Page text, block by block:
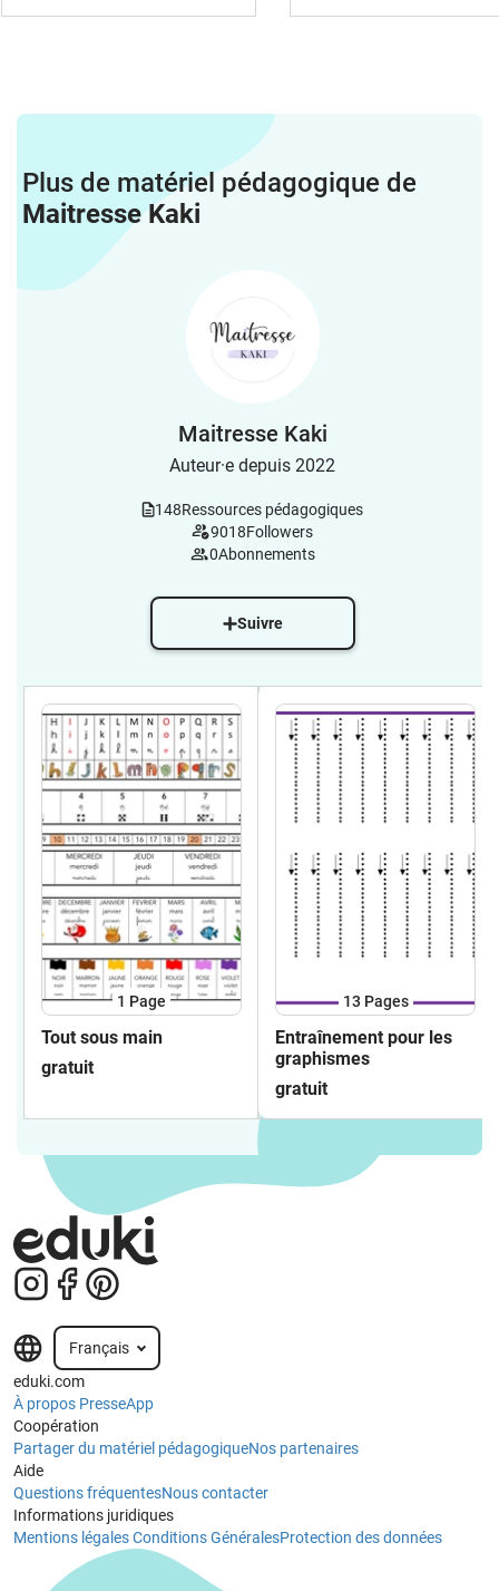
Plus de matériel pédagogique de
Maitresse Kaki
Maitresse Kaki
Auteur·e depuis 2022
148Ressources pédagogiques
9018Followers
0Abonnements
Suivre
1 Page
Tout sous main
gratuit
13 Pages
Entraînement pour les
graphismes
gratuit
Français
eduki.com
À propos PresseApp
Coopération
Partager du matériel pédagogiqueNos partenaires
Aide
Questions fréquentesNous contacter
Informations juridiques
Mentions légalesConditions GénéralesProtection des données